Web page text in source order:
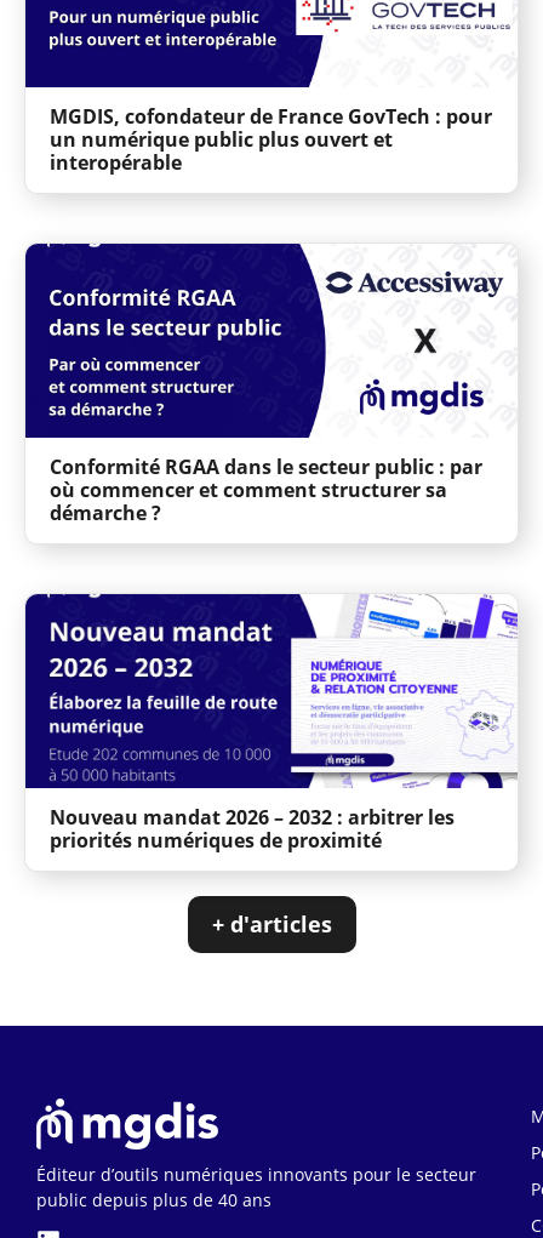
MGDIS, cofondateur de France GovTech : pour
un numérique public plus ouvert et
interopérable
Conformité RGAA dans le secteur public : par
où commencer et comment structurer sa
démarche ?
Nouveau mandat 2026 – 2032 : arbitrer les
priorités numériques de proximité
+ d'articles
Éditeur d’outils numériques innovants pour le secteur
public depuis plus de 40 ans